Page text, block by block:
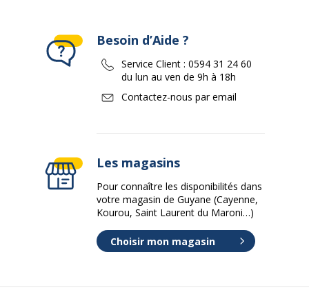
Besoin d’Aide ?
Service Client : 0594 31 24 60
du lun au ven de 9h à 18h
Contactez-nous par email
Les magasins
Pour connaître les disponibilités dans
votre magasin de Guyane (Cayenne,
Kourou, Saint Laurent du Maroni…)
Choisir mon magasin